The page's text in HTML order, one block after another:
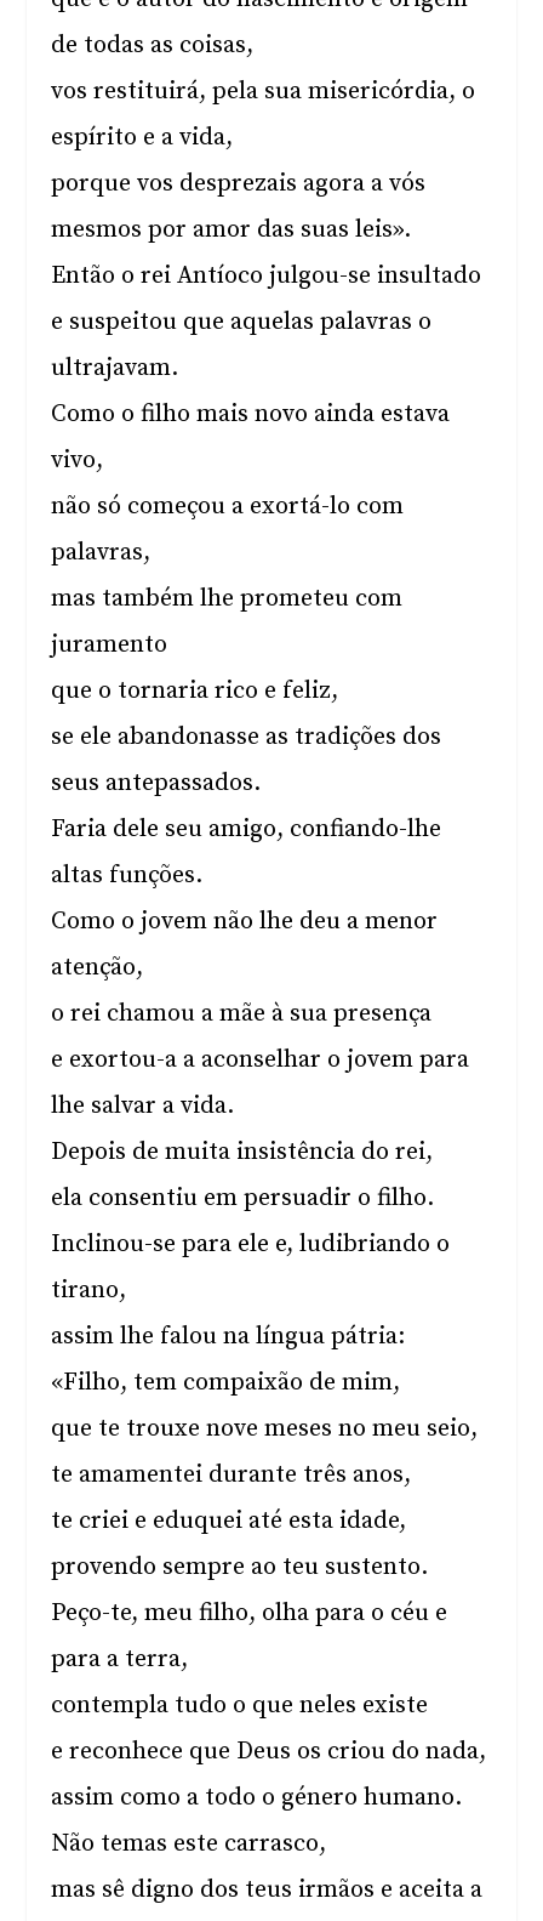
de todas as coisas,
vos restituirá, pela sua misericórdia, o
espírito e a vida,
porque vos desprezais agora a vós
mesmos por amor das suas leis».
Então o rei Antíoco julgou-se insultado
e suspeitou que aquelas palavras o
ultrajavam.
Como o filho mais novo ainda estava
vivo,
não só começou a exortá-lo com
palavras,
mas também lhe prometeu com
juramento
que o tornaria rico e feliz,
se ele abandonasse as tradições dos
seus antepassados.
Faria dele seu amigo, confiando-lhe
altas funções.
Como o jovem não lhe deu a menor
atenção,
o rei chamou a mãe à sua presença
e exortou-a a aconselhar o jovem para
lhe salvar a vida.
Depois de muita insistência do rei,
ela consentiu em persuadir o filho.
Inclinou-se para ele e, ludibriando o
tirano,
assim lhe falou na língua pátria:
«Filho, tem compaixão de mim,
que te trouxe nove meses no meu seio,
te amamentei durante três anos,
te criei e eduquei até esta idade,
provendo sempre ao teu sustento.
Peço-te, meu filho, olha para o céu e
para a terra,
contempla tudo o que neles existe
e reconhece que Deus os criou do nada,
assim como a todo o género humano.
Não temas este carrasco,
mas sê digno dos teus irmãos e aceita a